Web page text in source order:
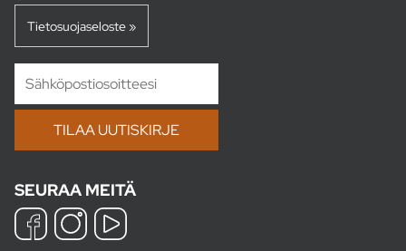
Tietosuojaseloste »
SEURAA MEITÄ